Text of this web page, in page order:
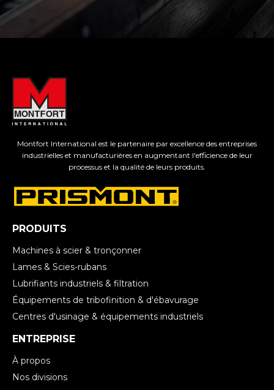
Montfort International est le partenaire par excellence des entreprises
industrielles et manufacturières en augmentant l'efficience de leur
processus et la qualité de leurs produits.
PRODUITS
Machines à scier & tronçonner
Lames & Scies-rubans
Lubrifiants industriels & filtration
Équipements de tribofinition & d'ébavurage
Centres d'usinage & équipements industriels
ENTREPRISE
À propos
Nos divisions